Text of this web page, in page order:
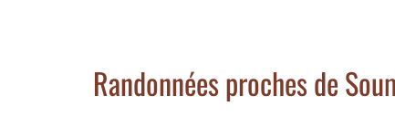
Randonnées proches de